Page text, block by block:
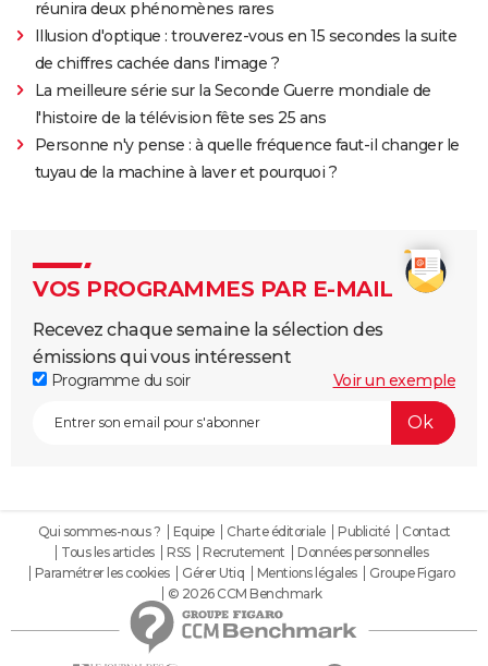
réunira deux phénomènes rares
Illusion d'optique : trouverez-vous en 15 secondes la suite
de chiffres cachée dans l'image ?
La meilleure série sur la Seconde Guerre mondiale de
l'histoire de la télévision fête ses 25 ans
Personne n'y pense : à quelle fréquence faut-il changer le
tuyau de la machine à laver et pourquoi ?
VOS PROGRAMMES PAR E-MAIL
Recevez chaque semaine la sélection des
émissions qui vous intéressent
Programme du soir Voir un exemple
Qui sommes-nous ? Equipe Charte éditoriale Publicité
Contact
Tous les articles
RSS Recrutement
Données personnelles
Paramétrer les cookies
Gérer Utiq Mentions légales
Groupe Figaro
© 2026 CCM Benchmark